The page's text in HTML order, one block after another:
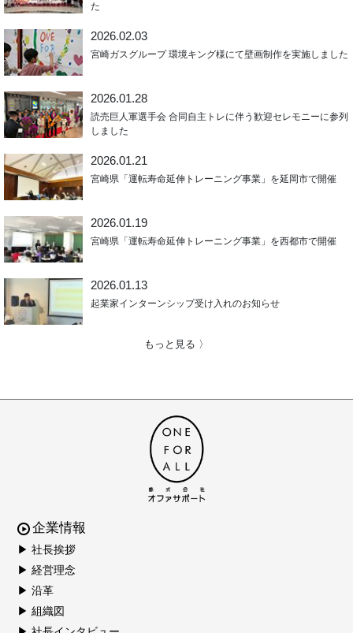
た
2026.02.03
宮崎ガスグループ 環境キング様にて壁画制作を実施しました
2026.01.28
読売巨人軍選手会 合同自主トレに伴う歓迎セレモニーに参列
しました
2026.01.21
宮崎県「運転寿命延伸トレーニング事業」を延岡市で開催
2026.01.19
宮崎県「運転寿命延伸トレーニング事業」を西都市で開催
2026.01.13
起業家インターンシップ受け入れのお知らせ
もっと見る 〉
企業情報
▶ 社長挨拶
▶ 経営理念
▶ 沿革
▶ 組織図